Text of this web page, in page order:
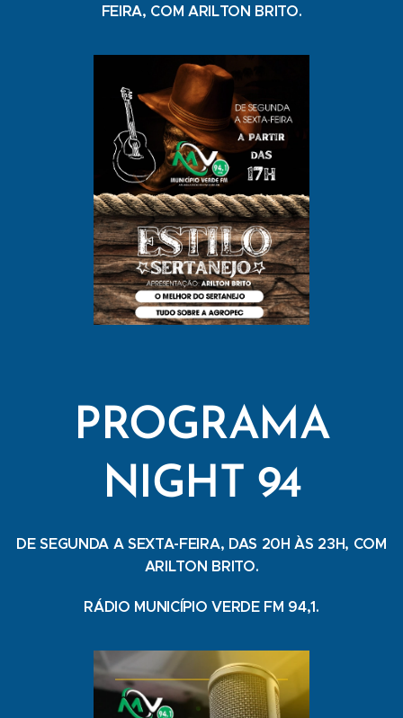
FEIRA, COM ARILTON BRITO.
PROGRAMA
NIGHT 94
DE SEGUNDA A SEXTA-FEIRA, DAS 20H ÀS 23H, COM
ARILTON BRITO.
RÁDIO MUNICÍPIO VERDE FM 94,1.